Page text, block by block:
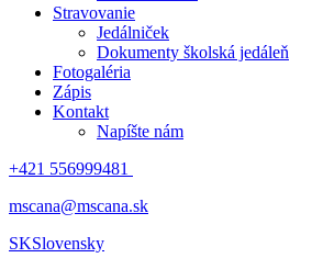
Stravovanie
Jedálniček
Dokumenty školská jedáleň
Fotogaléria
Zápis
Kontakt
Napíšte nám
+421 556999481
mscana@mscana.sk
SKSlovensky